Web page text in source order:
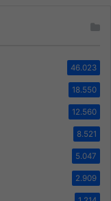
46.023
18.550
12.560
8.521
5.047
2.909